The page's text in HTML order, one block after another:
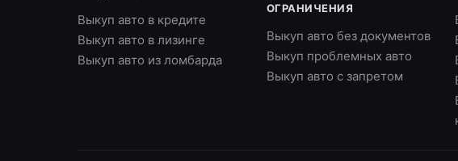
Выкуп авто в кредите
Выкуп авто в лизинге
Выкуп авто из ломбарда
ОГРАНИЧЕНИЯ
Выкуп авто без документов
Выкуп проблемных авто
Выкуп авто с запретом